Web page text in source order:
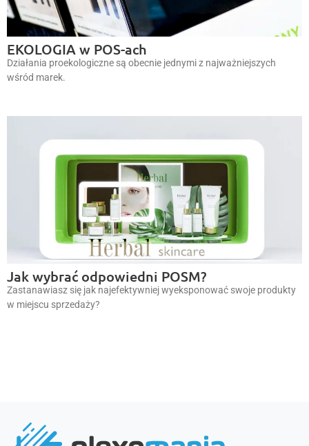
EKOLOGIA w POS-ach
Działania proekologiczne są obecnie jednymi z najważniejszych
wśród marek.
Jak wybrać odpowiedni POSM?
Zastanawiasz się jak najefektywniej wyeksponować swoje produkty
w miejscu sprzedaży?